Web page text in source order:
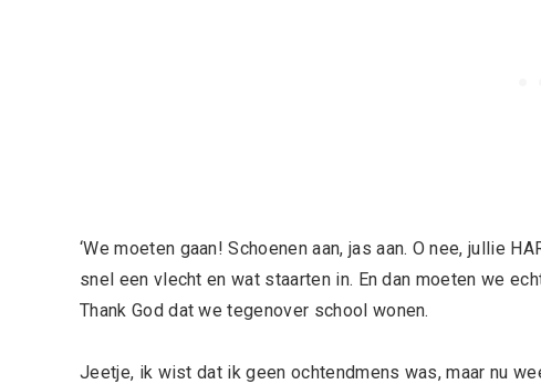
‘We moeten gaan! Schoenen aan, jas aan. O nee, jullie
snel een vlecht en wat staarten in. En dan moeten we
Thank God dat we tegenover school wonen.
Jeetje, ik wist dat ik geen ochtendmens was, maar nu